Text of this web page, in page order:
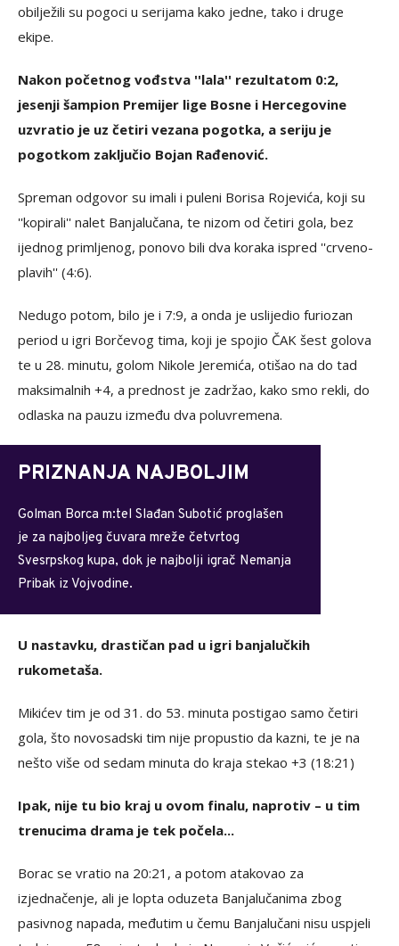
obilježili su pogoci u serijama kako jedne, tako i druge
ekipe.
Nakon početnog vođstva ''lala'' rezultatom 0:2,
jesenji šampion Premijer lige Bosne i Hercegovine
uzvratio je uz četiri vezana pogotka, a seriju je
pogotkom zaključio Bojan Rađenović.
Spreman odgovor su imali i puleni Borisa Rojevića, koji su
''kopirali'' nalet Banjalučana, te nizom od četiri gola, bez
ijednog primljenog, ponovo bili dva koraka ispred ''crveno-
plavih'' (4:6).
Nedugo potom, bilo je i 7:9, a onda je uslijedio furiozan
period u igri Borčevog tima, koji je spojio ČAK šest golova
te u 28. minutu, golom Nikole Jeremića, otišao na do tad
maksimalnih +4, a prednost je zadržao, kako smo rekli, do
odlaska na pauzu između dva poluvremena.
PRIZNANJA NAJBOLJIM
Golman Borca m:tel Slađan Subotić proglašen
je za najboljeg čuvara mreže četvrtog
Svesrpskog kupa, dok je najbolji igrač Nemanja
Pribak iz Vojvodine.
U nastavku, drastičan pad u igri banjalučkih
rukometaša.
Mikićev tim je od 31. do 53. minuta postigao samo četiri
gola, što novosadski tim nije propustio da kazni, te je na
nešto više od sedam minuta do kraja stekao +3 (18:21)
Ipak, nije tu bio kraj u ovom finalu, naprotiv – u tim
trenucima drama je tek počela...
Borac se vratio na 20:21, a potom atakovao za
izjednačenje, ali je lopta oduzeta Banjalučanima zbog
pasivnog napada, međutim u čemu Banjalučani nisu uspjeli